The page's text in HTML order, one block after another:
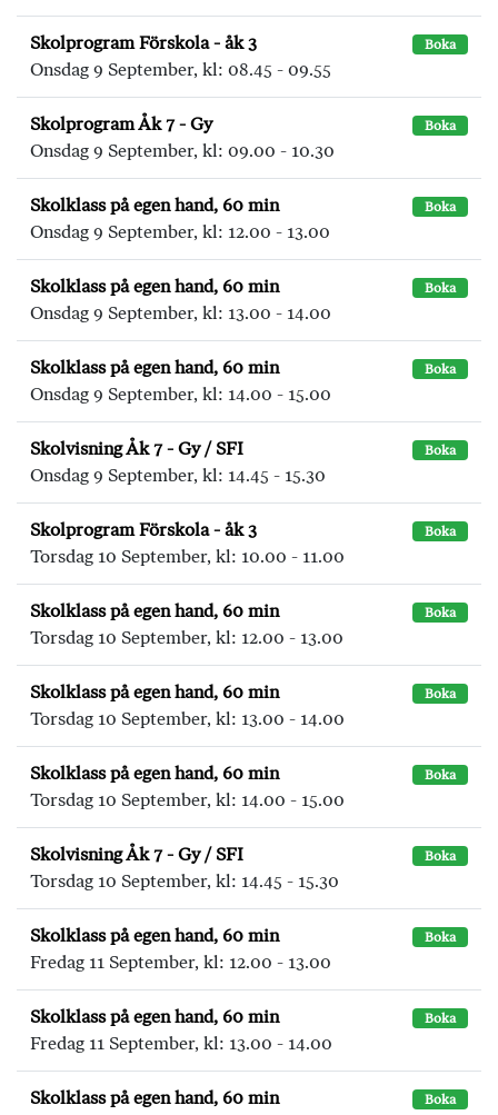
Skolprogram Förskola - åk 3 Boka
Onsdag 9 September, kl: 08.45 - 09.55
Skolprogram Åk 7 - Gy Boka
Onsdag 9 September, kl: 09.00 - 10.30
Skolklass på egen hand, 60 min Boka
Onsdag 9 September, kl: 12.00 - 13.00
Skolklass på egen hand, 60 min Boka
Onsdag 9 September, kl: 13.00 - 14.00
Skolklass på egen hand, 60 min Boka
Onsdag 9 September, kl: 14.00 - 15.00
Skolvisning Åk 7 - Gy / SFI Boka
Onsdag 9 September, kl: 14.45 - 15.30
Skolprogram Förskola - åk 3 Boka
Torsdag 10 September, kl: 10.00 - 11.00
Skolklass på egen hand, 60 min Boka
Torsdag 10 September, kl: 12.00 - 13.00
Skolklass på egen hand, 60 min Boka
Torsdag 10 September, kl: 13.00 - 14.00
Skolklass på egen hand, 60 min Boka
Torsdag 10 September, kl: 14.00 - 15.00
Skolvisning Åk 7 - Gy / SFI Boka
Torsdag 10 September, kl: 14.45 - 15.30
Skolklass på egen hand, 60 min Boka
Fredag 11 September, kl: 12.00 - 13.00
Skolklass på egen hand, 60 min Boka
Fredag 11 September, kl: 13.00 - 14.00
Skolklass på egen hand, 60 min Boka